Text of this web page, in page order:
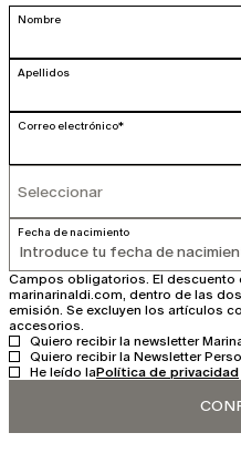
Nombre
Apellidos
Correo electrónico*
Seleccionar
Seleccionar
Fecha de nacimiento
Campos obligatorios. El descuento
marinarinaldi.com, dentro de las
emisión. Se excluyen los artículos
accesorios.
Quiero recibir la newsletter
Quiero recibir la Newsletter
He leído laPolítica de privacidad